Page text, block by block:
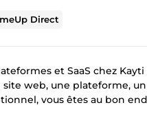
Direct
et SaaS chez
web, une plateforme,
vous êtes au bon